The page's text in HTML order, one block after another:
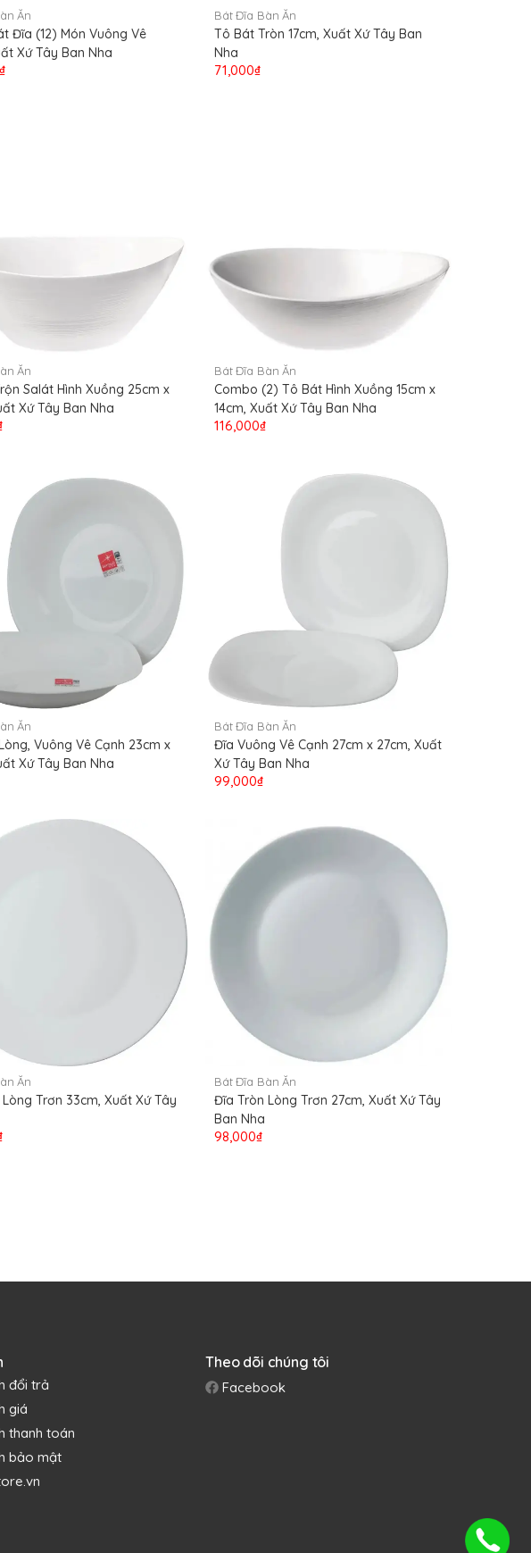
Ăn
Đĩa (12) Món Vuông Vê
Xứ Tây Ban Nha
Bát Đĩa Bàn Ăn
Tô Bát Tròn 17cm, Xuất Xứ Tây Ban
Nha
71,000₫
Ăn
Salát Hình Xuồng 25cm x
Xứ Tây Ban Nha
Bát Đĩa Bàn Ăn
Combo (2) Tô Bát Hình Xuồng 15cm x
14cm, Xuất Xứ Tây Ban Nha
116,000₫
Ăn
Vuông Vê Cạnh 23cm x
Xứ Tây Ban Nha
Bát Đĩa Bàn Ăn
Đĩa Vuông Vê Cạnh 27cm x 27cm, Xuất
Xứ Tây Ban Nha
99,000₫
Ăn
Trơn 33cm, Xuất Xứ Tây
Bát Đĩa Bàn Ăn
Đĩa Tròn Lòng Trơn 27cm, Xuất Xứ Tây
Ban Nha
98,000₫
đổi trả
giá
thanh toán
bảo mật
Theo dõi chúng tôi
Facebook